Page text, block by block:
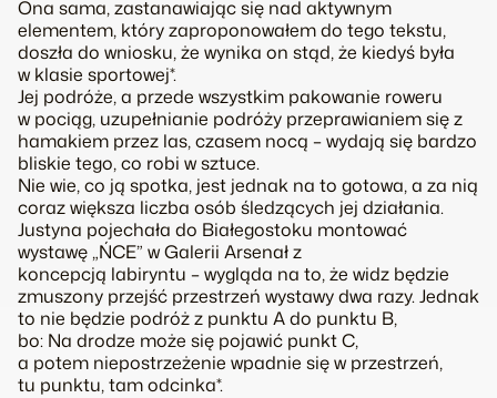
Ona sama, zastanawiając się nad aktywnym
elementem, który zaproponowałem do tego tekstu,
doszła do wniosku, że wynika on stąd, że kiedyś była
w klasie sportowej*.
Jej podróże, a przede wszystkim pakowanie roweru
w pociąg, uzupełnianie podróży przeprawianiem się z
hamakiem przez las, czasem nocą – wydają się bardzo
bliskie tego, co robi w sztuce.
Nie wie, co ją spotka, jest jednak na to gotowa, a za nią
coraz większa liczba osób śledzących jej działania.
Justyna pojechała do Białegostoku montować
wystawę „ŃCE” w Galerii Arsenał z
koncepcją labiryntu –wygląda na to, że widz będzie
zmuszony przejść przestrzeń wystawy dwa razy. Jednak
to nie będzie podróż z punktu A do punktu B,
bo: Na drodze może się pojawić punkt C,
a potem niepostrzeżenie wpadnie się w przestrzeń,
tu punktu, tam odcinka*.